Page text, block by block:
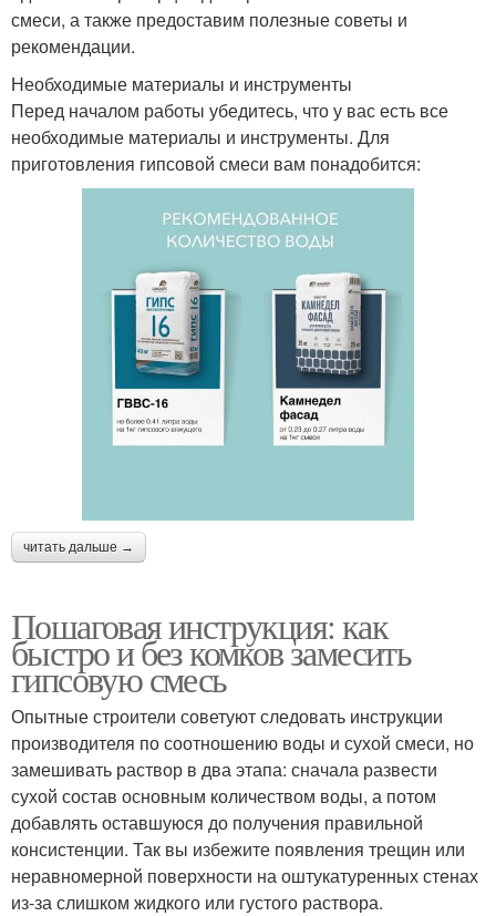
смеси, а также предоставим полезные советы и
рекомендации.
Необходимые материалы и инструменты
Перед началом работы убедитесь, что у вас есть все
необходимые материалы и инструменты. Для
приготовления гипсовой смеси вам понадобится:
читать дальше →
Пошаговая инструкция: как
быстро и без комков замесить
гипсовую смесь
Опытные строители советуют следовать инструкции
производителя по соотношению воды и сухой смеси, но
замешивать раствор в два этапа: сначала развести
сухой состав основным количеством воды, а потом
добавлять оставшуюся до получения правильной
консистенции. Так вы избежите появления трещин или
неравномерной поверхности на оштукатуренных стенах
из-за слишком жидкого или густого раствора.